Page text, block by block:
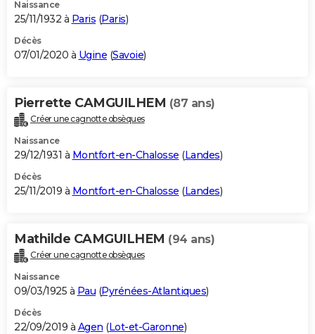
Naissance
25/11/1932 à Paris (Paris)
Décès
07/01/2020 à Ugine (Savoie)
Pierrette CAMGUILHEM (87 ans)
Créer une cagnotte obsèques
Naissance
29/12/1931 à Montfort-en-Chalosse (Landes)
Décès
25/11/2019 à Montfort-en-Chalosse (Landes)
Mathilde CAMGUILHEM (94 ans)
Créer une cagnotte obsèques
Naissance
09/03/1925 à Pau (Pyrénées-Atlantiques)
Décès
22/09/2019 à Agen (Lot-et-Garonne)